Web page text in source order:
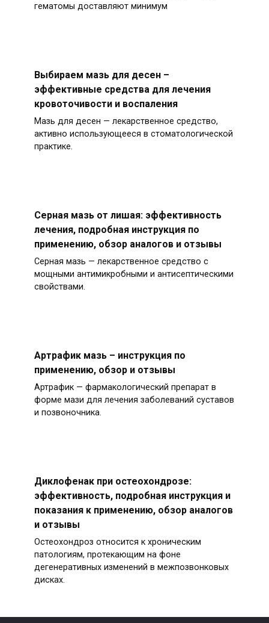
гематомы доставляют минимум
Выбираем мазь для десен –
эффективные средства для лечения
кровоточивости и воспаления
Мазь для десен — лекарственное средство,
активно использующееся в стоматологической
практике.
Серная мазь от лишая: эффективность
лечения, подробная инструкция по
применению, обзор аналогов и отзывы
Серная мазь — лекарственное средство с
мощными антимикробными и антисептическими
свойствами.
Артрафик мазь – инструкция по
применению, обзор и отзывы
Артрафик — фармакологический препарат в
форме мази для лечения заболеваний суставов
и позвоночника.
Диклофенак при остеохондрозе:
эффективность, подробная инструкция и
показания к применению, обзор аналогов
и отзывы
Остеохондроз относится к хроническим
патологиям, протекающим на фоне
дегенеративных изменений в межпозвонковых
дисках.